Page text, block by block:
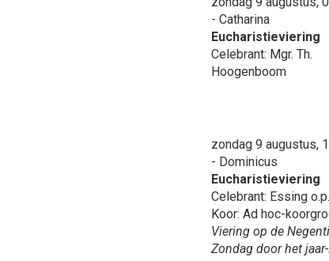
- Catharina
Eucharistieviering
Celebrant: Mgr. Th.
Hoogenboom
zondag 9 augustus,
- Dominicus
Eucharistieviering
Celebrant: Essing o.p.
Koor: Ad hoc-
Viering op de
Zondag door het